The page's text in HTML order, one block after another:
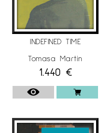
INDEFINED TIME
Tomasa Martín
1.440 €